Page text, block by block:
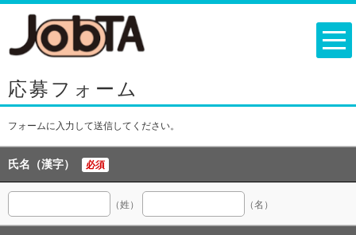
応募フォーム
フォームに入力して送信してください。
氏名（漢字） 必須
（姓） （名）